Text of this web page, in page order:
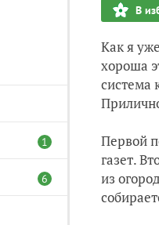
1
6
В
Как я
хороша
система
Первой
газет.
из